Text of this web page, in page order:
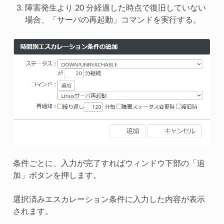
障害発生より 20 分経過した時点で復旧していない
場合、「サーバの再起動」コマンドを実行する。
条件ごとに、入力が完了すればウィンドウ下部の「追
加」ボタンを押します。
選択済みエスカレーション条件に入力した内容が表示
されます。